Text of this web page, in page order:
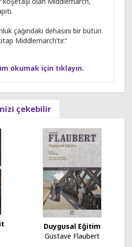
çağındaki dehasını bir bütün
Middlemarch’tır.”
okumak için tıklayın.
çekebilir
Duygusal Eğitim
Gustave Flaubert